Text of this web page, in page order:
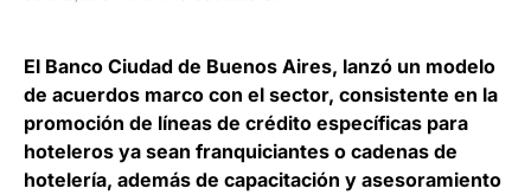
El Banco Ciudad de Buenos Aires, lanzó un modelo
de acuerdos marco con el sector, consistente en la
promoción de líneas de crédito específicas para
hoteleros ya sean franquiciantes o cadenas de
hotelería, además de capacitación y asesoramiento